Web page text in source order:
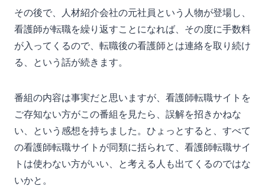
その後で、人材紹介会社の元社員という人物が登場し、
看護師が転職を繰り返すことになれば、その度に手数料
が入ってくるので、転職後の看護師とは連絡を取り続け
る、という話が続きます。
番組の内容は事実だと思いますが、看護師転職サイトを
ご存知ない方がこの番組を見たら、誤解を招きかねな
い、という感想を持ちました。ひょっとすると、すべて
の看護師転職サイトが同類に括られて、看護師転職サイ
トは使わない方がいい、と考える人も出てくるのではな
いかと。